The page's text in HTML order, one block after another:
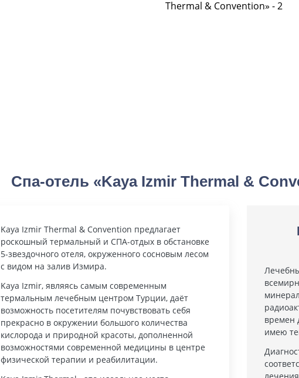
Спа-отель «Kaya Izmir Thermal &
Kaya Izmir Thermal & Convention предлагает
роскошный термальный и СПА-отдых в обстановке
5-звездочного отеля, окруженного сосновым лесом
с видом на залив Измира.
Kaya Izmir, являясь самым современным
термальным лечебным центром Турции, даёт
возможность посетителям почувствовать себя
прекрасно в окружении большого количества
кислорода и природной красоты, дополненной
возможностями современной медицины в центре
физической терапии и реабилитации.
времен
имею